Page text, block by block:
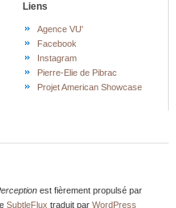
Liens
Agence VU'
Facebook
Instagram
Pierre-Elie de Pibrac
Projet American Showcase
est fièrement propulsé par
SubtleFlux traduit parWordPress